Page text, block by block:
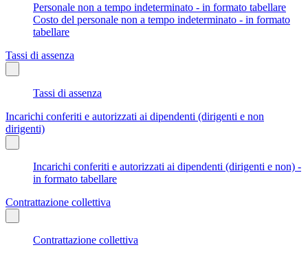
Personale non a tempo indeterminato - in formato tabellare
Costo del personale non a tempo indeterminato - in formato
tabellare
Tassi di assenza
Tassi di assenza
Incarichi conferiti e autorizzati ai dipendenti (dirigenti e non
dirigenti)
Incarichi conferiti e autorizzati ai dipendenti (dirigenti e non) -
in formato tabellare
Contrattazione collettiva
Contrattazione collettiva